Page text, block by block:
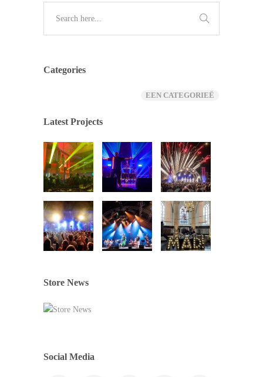
Categories
EEN CATEGORIEË
Latest Projects
Store News
Social Media